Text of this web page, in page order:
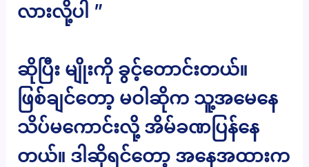
လားလို့ပါ ”
ဆိုပြီး မျိုးကို ခွင့်တောင်းတယ်။
ဖြစ်ချင်တော့ မဝါဆိုက သူ့အမေနေ
သိပ်မကောင်းလို့ အိမ်ခဏပြန်နေ
တယ်။ ဒါဆိုရင်တော့ အနေအထားက